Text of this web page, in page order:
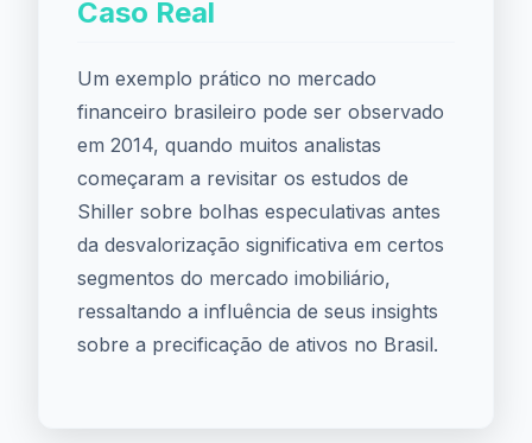
Caso Real
Um exemplo prático no mercado
financeiro brasileiro pode ser observado
em 2014, quando muitos analistas
começaram a revisitar os estudos de
Shiller sobre bolhas especulativas antes
da desvalorização significativa em certos
segmentos do mercado imobiliário,
ressaltando a influência de seus insights
sobre a precificação de ativos no Brasil.